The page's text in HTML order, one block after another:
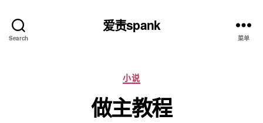
Search
爱责spank
菜单
分
类
小说
做主教程